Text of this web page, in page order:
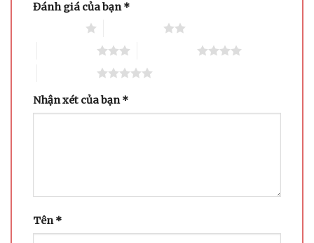
Đánh giá của bạn*
Nhận xét của bạn*
Tên*